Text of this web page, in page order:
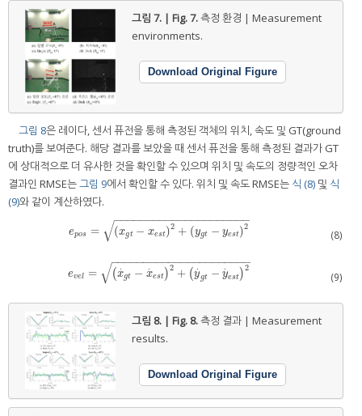
그림 7. | Fig. 7.측정 환경 | Measurement
environments.
Download Original Figure
그림 8은 레이다, 센서 퓨전을 통해 측정된 객체의 위치, 속도 및 GT(ground
truth)를 보여준다. 해당 결과를 보았을 때 센서 퓨전을 통해 측정된 결과가 GT
에 상대적으로 더 유사한 것을 확인할 수 있으며 위치 및 속도의 정량적인 오차
결과인 RMSE는그림 9에서 확인할 수 있다. 위치 및 속도 RMSE는 식 (8) 및 식
(9)와 같이 계산하였다.
epos = (xgt − xest)2 + (ygt − yest)2
− −
−−−−−−−−−−−−−−−−−−−
√
e pos=xgt− xest2+ ygt −yes t2 (8)
evel = (x
⋅
gt − x
⋅
est )2 + (y
⋅
gt − y
⋅
est )2
− −
−−−−−−−−−−−−−−−−−−−−
√
e vel=x⋅g −x ⋅est2+ y⋅g t−y⋅e st2 (9)
그림 8. | Fig. 8.측정 결과 | Measurement
results.
Download Original Figure